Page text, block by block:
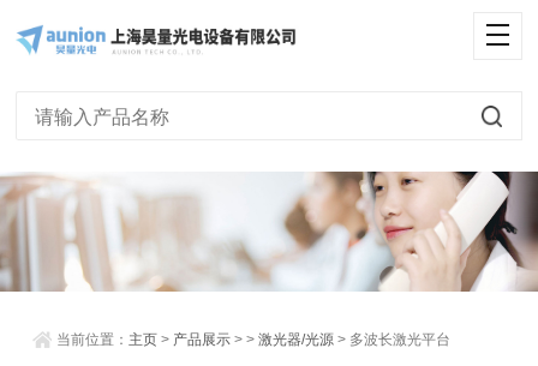
当前位置： 主页 > 产品展示 > >激光器/光源 > 多波长激光平台